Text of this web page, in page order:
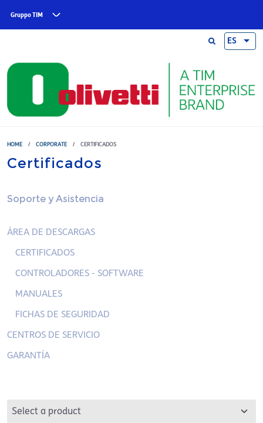
Gruppo TIM
ES
HOME / CORPORATE / CERTIFICADOS
Certificados
Soporte y Asistencia
ÁREA DE DESCARGAS
CERTIFICADOS
CONTROLADORES - SOFTWARE
MANUALES
FICHAS DE SEGURIDAD
CENTROS DE SERVICIO
GARANTÍA